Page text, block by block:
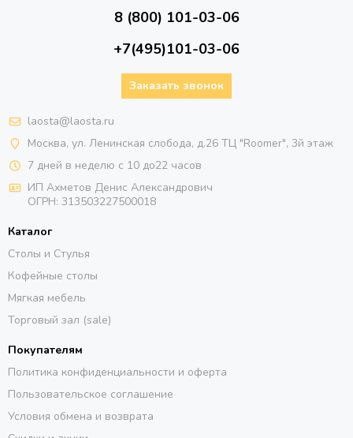
8 (800) 101-03-06
+7(495)101-03-06
Заказать звонок
laosta@laosta.ru
Москва, ул. Ленинская слобода, д.26 ТЦ "Roomer", 3й этаж
7 дней в неделю с 10 до22 часов
ИП Ахметов Денис Александрович
ОГРН: 313503227500018
Каталог
Столы и Стулья
Кофейные столы
Мягкая мебель
Торговый зал (sale)
Покупателям
Политика конфиденциальности и оферта
Пользовательское соглашение
Условия обмена и возврата